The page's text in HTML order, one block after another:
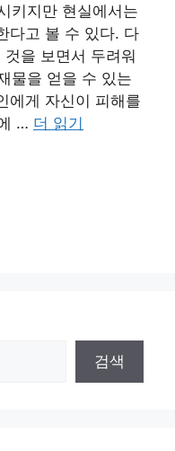
키지만 현실에서는
다고 볼 수 있다. 다
을 보면서 두려워
물을 얻을 수 있는
에게 자신이 피해를
… 더 읽기
검색